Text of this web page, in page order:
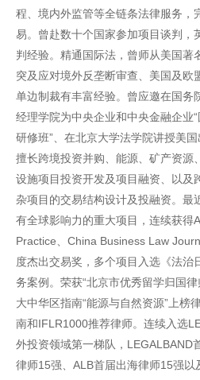
程、境内外监管等全链条法律服务，
易。曾赴数十个国家参加项目谈判，
判经验。精通国际法，曾师从美国著
突及应对境外反垄断审查、美国及欧
单边制裁有丰富经验。曾应邀在国务
经理学院为中央企业和中央金融企业
研修班”、在北京大学法学院讲授美国
擅长跨境投资并购、能源、矿产资源
设施项目投资开发及项目融资、以及
杂项目的交易结构设计及投融资。最
有全球影响力的重大项目，连续获得
Practice、China Business Law
度杰出交易奖，多个项目入选《法治
务案例。荣获“北京市优秀留学归国
大中华区指南“能源与自然资源”上榜
南和IFLR1000推荐律师。连续入选
外投资领域第一梯队，LEGALBAND
律师15强、ALB首届出海律师15强